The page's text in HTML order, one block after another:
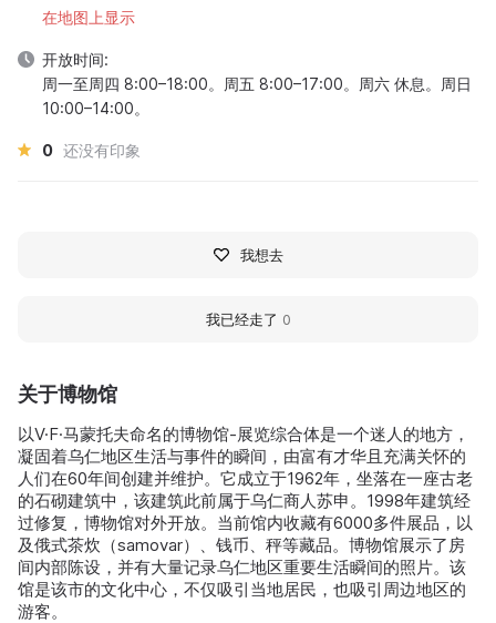
关于博物馆
以V·F·马蒙托夫命名的博物馆-展览综合体是一个迷人的地方，
凝固着乌仁地区生活与事件的瞬间，由富有才华且充满关怀的
人们在60年间创建并维护。它成立于1962年，坐落在一座古老
的石砌建筑中，该建筑此前属于乌仁商人苏申。1998年建筑经
过修复，博物馆对外开放。当前馆内收藏有6000多件展品，以
及俄式茶炊（samovar）、钱币、秤等藏品。博物馆展示了房
间内部陈设，并有大量记录乌仁地区重要生活瞬间的照片。该
馆是该市的文化中心，不仅吸引当地居民，也吸引周边地区的
游客。
在地图上显示
开放时间:
周一至周四 8:00–18:00。周五 8:00–17:00。周六 休息。周日
10:00–14:00。
0 还没有印象
我想去
我已经走了 0